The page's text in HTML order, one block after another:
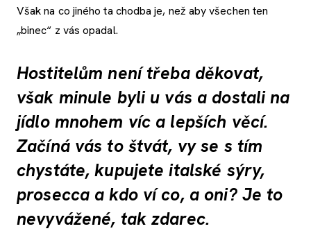
Však na co jiného ta chodba je, než aby všechen ten
„binec“ z vás opadal.
Hostitelům není třeba děkovat,
však minule byli u vás a dostali na
jídlo mnohem víc a lepších věcí.
Začíná vás to štvát, vy se s tím
chystáte, kupujete italské sýry,
prosecca a kdo ví co, a oni? Je to
nevyvážené, tak zdarec.